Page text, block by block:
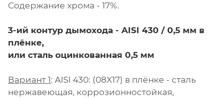
Содержание хрома - 17%.
3-ий контур дымохода - AISI 430 / 0,5 мм в
плёнке,
или сталь оцинкованная 0,5 мм
Вариант 1: AISI 430: (08X17) в плёнке - сталь
нержавеющая, коррозионностойкая,